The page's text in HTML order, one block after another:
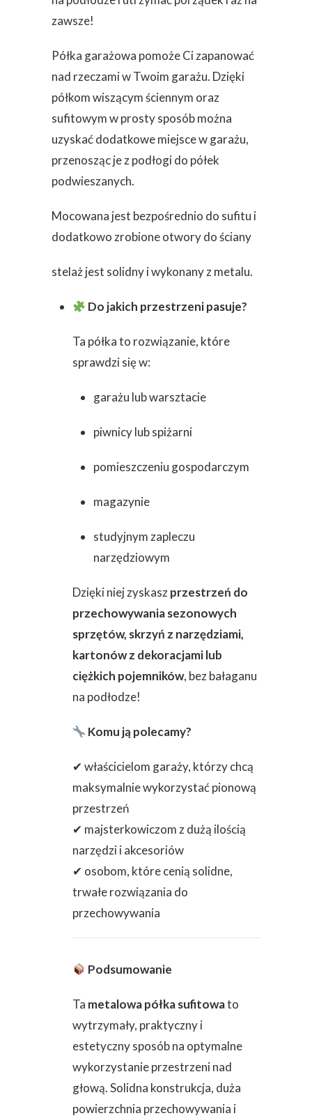
zawsze!
Półka garażowa pomoże Ci zapanować
nad rzeczami w Twoim garażu. Dzięki
półkom wiszącym ściennym oraz
sufitowym w prosty sposób można
uzyskać dodatkowe miejsce w garażu,
przenosząc je z podłogi do półek
podwieszanych.
Mocowana jest bezpośrednio do sufitu i
dodatkowo zrobione otwory do ściany
stelaż jest solidny i wykonany z metalu.
Do jakich przestrzeni pasuje?
Ta półka to rozwiązanie, które
sprawdzi się w:
garażu lub warsztacie
piwnicy lub spiżarni
pomieszczeniu gospodarczym
magazynie
studyjnym zapleczu
narzędziowym
Dzięki niej zyskaszprzestrzeń do
przechowywania sezonowych
sprzętów, skrzyń z narzędziami,
kartonów z dekoracjami lub
ciężkich pojemników, bez bałaganu
na podłodze!
Komu ją polecamy?
✔ właścicielom garaży, którzy chcą
maksymalnie wykorzystać pionową
przestrzeń
✔ majsterkowiczom z dużą ilością
narzędzi i akcesoriów
✔ osobom, które cenią solidne,
trwałe rozwiązania do
przechowywania
Podsumowanie
Ta metalowa półka sufitowato
wytrzymały, praktyczny i
estetyczny sposób na optymalne
wykorzystanie przestrzeni nad
głową. Solidna konstrukcja, duża
powierzchnia przechowywania i